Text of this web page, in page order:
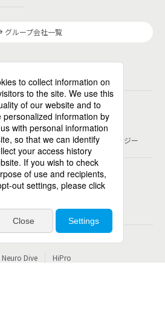
グループ会社一覧
キ
ファンタブル
edge パーソルクロステクノロジー
ジェント BRS
ミイダス
Neuro Dive HiPro